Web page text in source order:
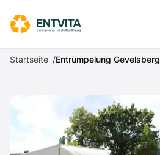
Startseite Entrümpelung Gevelsberg